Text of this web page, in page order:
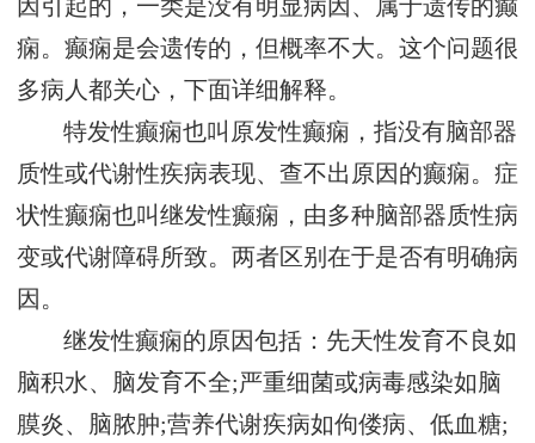
因引起的，一类是没有明显病因、属于遗传的癫
痫。癫痫是会遗传的，但概率不大。这个问题很
多病人都关心，下面详细解释。
特发性癫痫也叫原发性癫痫，指没有脑部器
质性或代谢性疾病表现、查不出原因的癫痫。症
状性癫痫也叫继发性癫痫，由多种脑部器质性病
变或代谢障碍所致。两者区别在于是否有明确病
因。
继发性癫痫的原因包括：先天性发育不良如
脑积水、脑发育不全;严重细菌或病毒感染如脑
膜炎、脑脓肿;营养代谢疾病如佝偻病、低血糖;